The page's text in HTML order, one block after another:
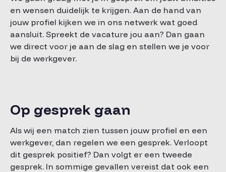
en wensen duidelijk te krijgen. Aan de hand van
jouw profiel kijken we in ons netwerk wat goed
aansluit. Spreekt de vacature jou aan? Dan gaan
we direct voor je aan de slag en stellen we je voor
bij de werkgever.
Op gesprek gaan
Als wij een match zien tussen jouw profiel en een
werkgever, dan regelen we een gesprek. Verloopt
dit gesprek positief? Dan volgt er een tweede
gesprek. In sommige gevallen vereist dat ook een